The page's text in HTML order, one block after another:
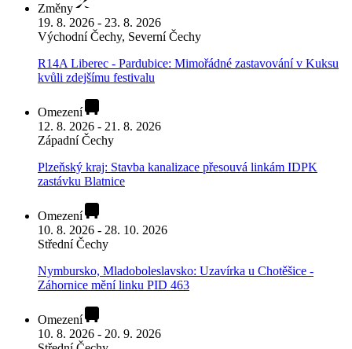
Změny
19. 8. 2026 - 23. 8. 2026
Východní Čechy, Severní Čechy
R14A Liberec - Pardubice: Mimořádné zastavování v Kuksu
kvůli zdejšímu festivalu
Omezení
12. 8. 2026 - 21. 8. 2026
Západní Čechy
Plzeňský kraj: Stavba kanalizace přesouvá linkám IDPK
zastávku Blatnice
Omezení
10. 8. 2026 - 28. 10. 2026
Střední Čechy
Nymbursko, Mladoboleslavsko: Uzavírka u Chotěšice -
Záhornice mění linku PID 463
Omezení
10. 8. 2026 - 20. 9. 2026